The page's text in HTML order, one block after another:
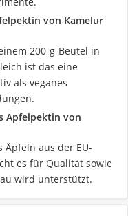
von Kamelur
200-g-Beutel in
ist das eine
als veganes
Apfelpektin von
Äpfeln aus der EU-
es für Qualität sowie
wird unterstützt.